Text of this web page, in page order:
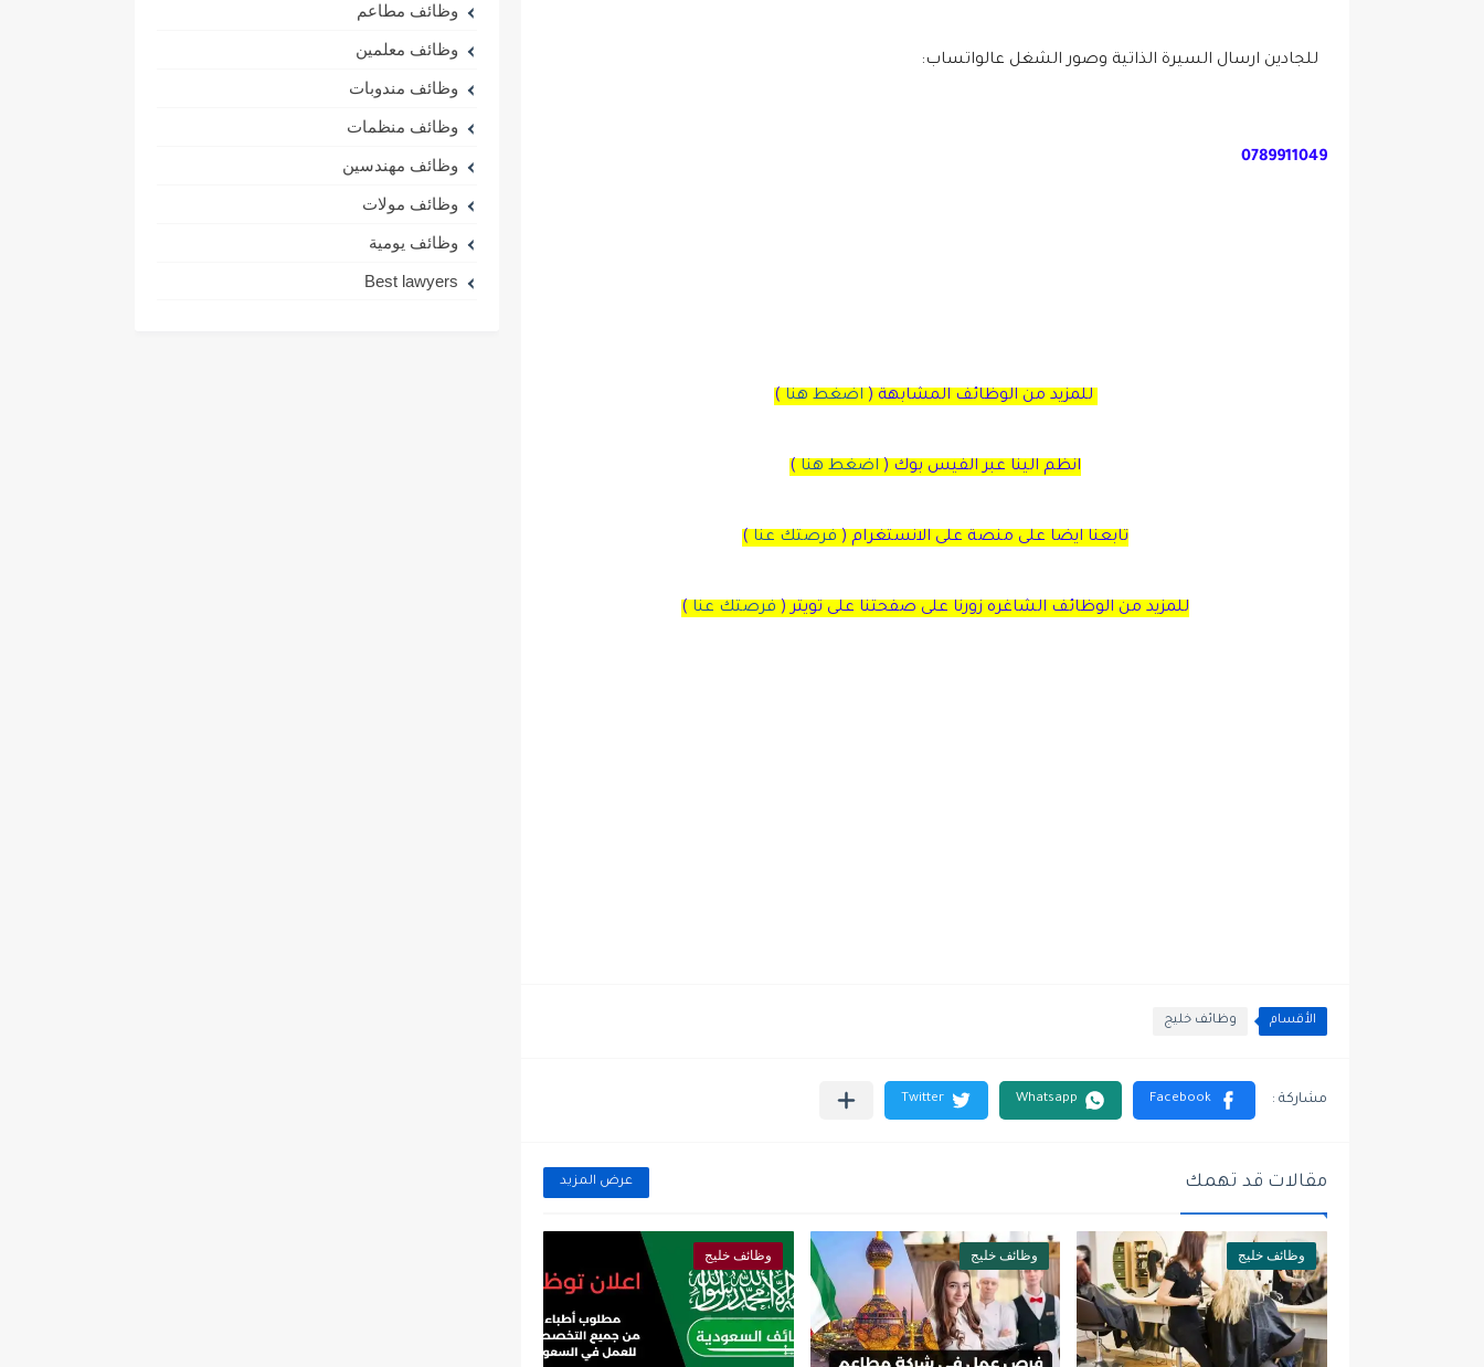
للجادين ارسال السيرة الذاتية وصور الشغل عالواتساب:
0789911049
للمزيد من الوظائف المشابهة ( اضغط هنا )
انظم الينا عبر الفيس بوك ( اضغط هنا )
تابعنا ايضا على منصة على الانستغرام ( فرصتك عنا )
للمزيد من الوظائف الشاغره زورنا على صفحتنا على تويتر( فرصتك عنا )
الأقسام وظائف خليج
مقالات قد تهمك عرض المزيد
وظائف خليج وظائف خليج وظائف خليج
وظائف مطاعم
وظائف معلمين
وظائف مندوبات
وظائف منظمات
وظائف مهندسين
وظائف مولات
وظائف يومية
Best lawyers